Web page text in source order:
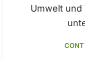
Umwelt